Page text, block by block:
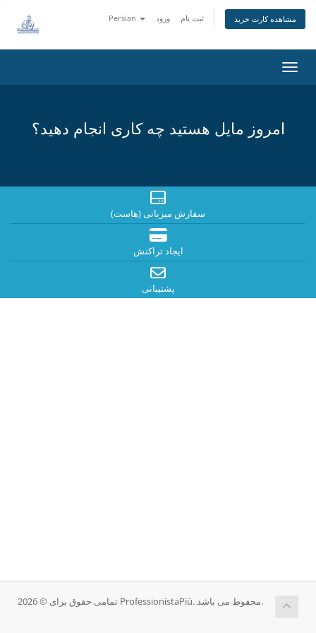
Persian ورود ثبت نام مشاهده کارت خرید
امروز مایل هستید چه کاری انجام دهید؟
سفارش میزبانی (هاست)
ایجاد تراکنش
پشتیبانی
تمامی حقوق برای © 2026 ProfessionistaPiù. محفوط می باشد.